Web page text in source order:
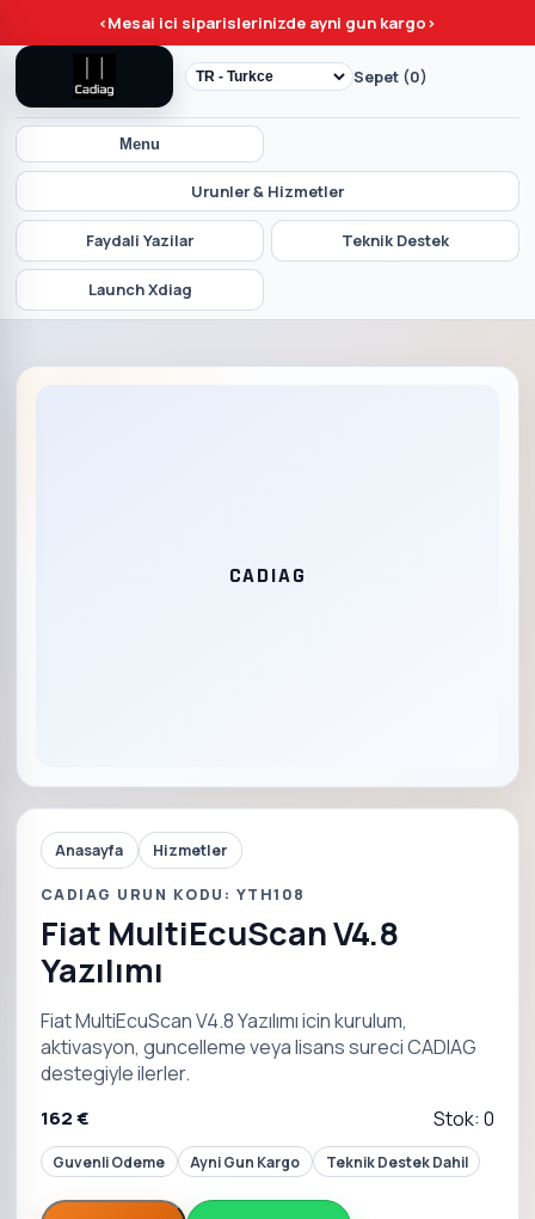
<Mesai ici siparislerinizde ayni gun kargo>
Menu
Urunler & Hizmetler
Faydali Yazilar Teknik Destek
Launch Xdiag
Sepet (0)
CADIAG
Anasayfa Hizmetler
CADIAG URUN KODU: YTH108
Fiat MultiEcuScan V4.8
Yazılımı
Fiat MultiEcuScan V4.8 Yazılımı icin kurulum,
aktivasyon, guncelleme veya lisans sureci CADIAG
destegiyle ilerler.
162 € Stok: 0
Guvenli Odeme Ayni Gun Kargo Teknik Destek Dahil